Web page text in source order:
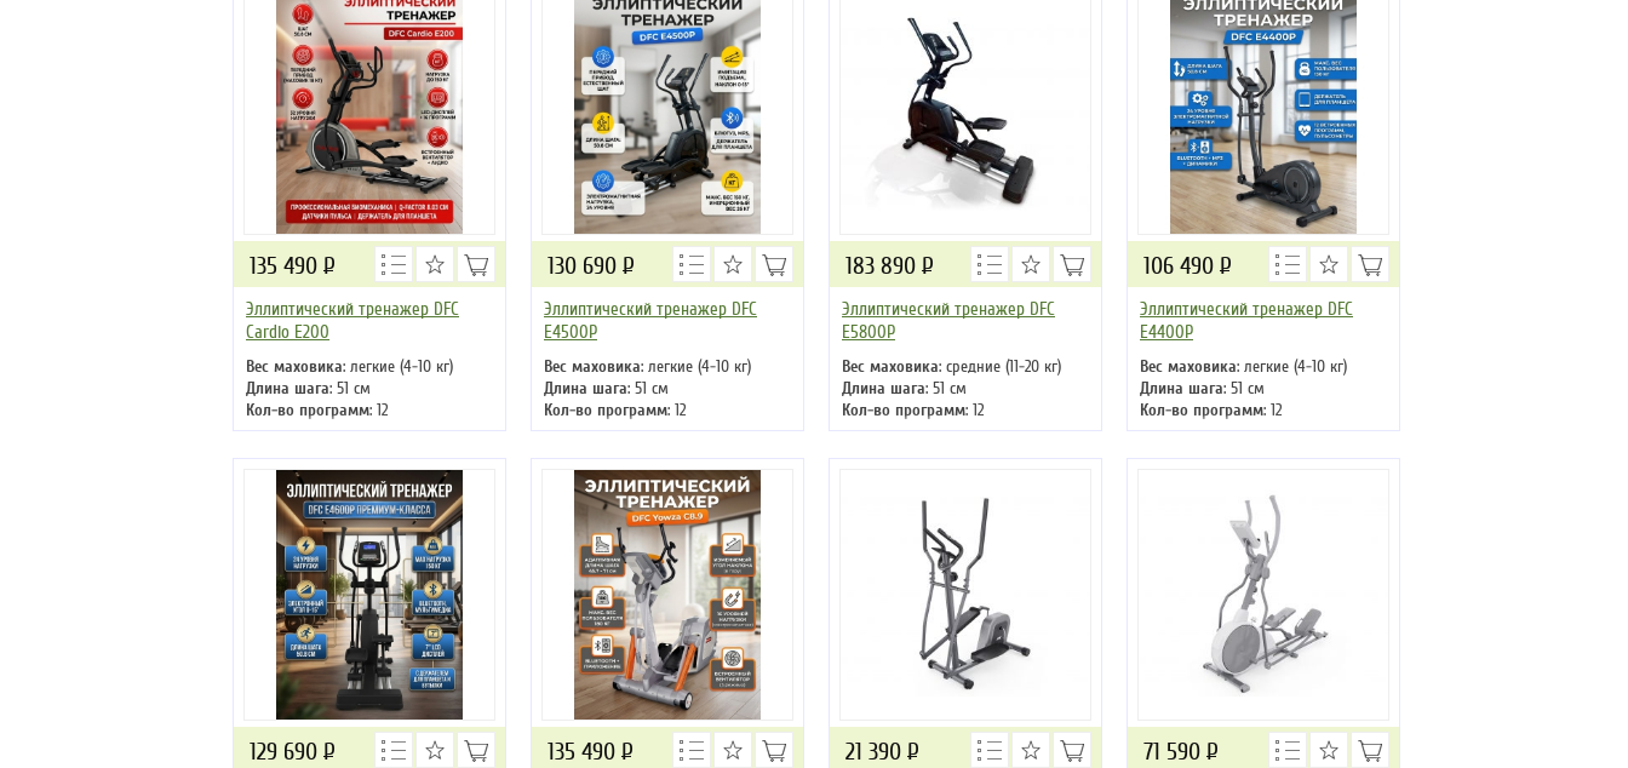
Эллиптический тренажер DFC
Cardio E200
Вес маховика: легкие (4-10 кг)
Длина шага: 51 см
Кол-во программ: 12
Кол-во уровней: 32
Макс. вес: 150 кг
Привод: передний
135 490 Р
Эллиптический тренажер DFC
E4500P
Вес маховика: легкие (4-10 кг)
Длина шага: 51 см
Кол-во программ: 12
Кол-во уровней: 24
Макс. вес: 150 кг
Привод: передний
130 690 Р
Эллиптический тренажер DFC
E5800P
Вес маховика: средние (11-20 кг)
Длина шага: 51 см
Кол-во программ: 12
Кол-во уровней: 24
Макс. вес: 120 кг
183 890 Р
Эллиптический тренажер DFC
E4400P
Вес маховика: легкие (4-10 кг)
Длина шага: 51 см
Кол-во программ: 12
Кол-во уровней: 24
Макс. вес: 130 кг
106 490 Р
129 690 Р 135 490 Р 21 390 Р 71 590 Р